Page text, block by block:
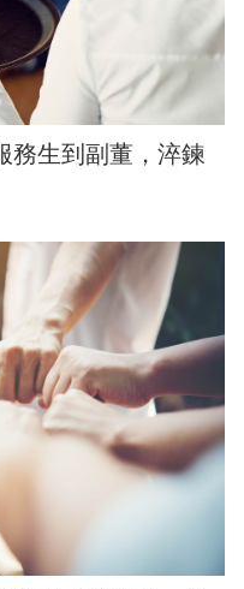
務生到副董，淬鍊